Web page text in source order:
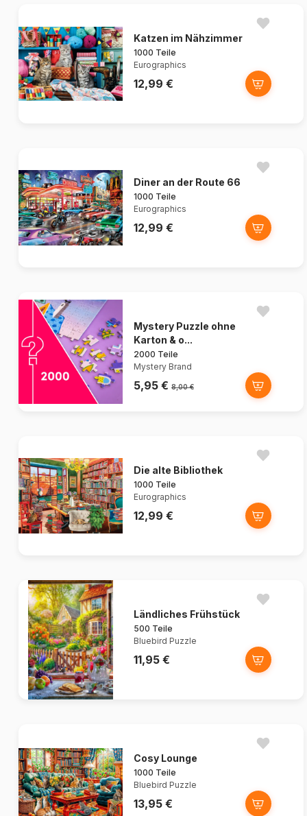
Katzen im Nähzimmer
1000 Teile
Eurographics
12,99 €
Diner an der Route 66
1000 Teile
Eurographics
12,99 €
Mystery Puzzle ohne
Karton & o...
2000 Teile
Mystery Brand
5,95 € 8,00 €
Die alte Bibliothek
1000 Teile
Eurographics
12,99 €
Ländliches Frühstück
500 Teile
Bluebird Puzzle
11,95 €
Cosy Lounge
1000 Teile
Bluebird Puzzle
13,95 €